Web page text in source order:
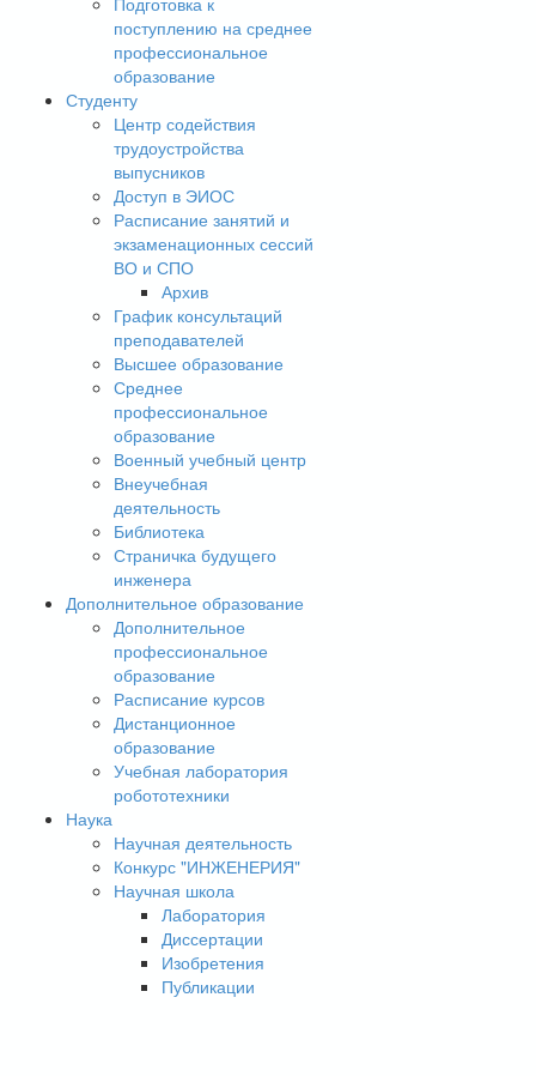
поступлению на среднее
профессиональное
образование
Студенту
Центр содействия
трудоустройства
выпусников
Доступ в ЭИОС
Расписание занятий и
экзаменационных сессий
ВО и СПО
Архив
График консультаций
преподавателей
Высшее образование
Среднее
профессиональное
образование
Военный учебный центр
Внеучебная
деятельность
Библиотека
Страничка будущего
инженера
Дополнительное образование
Дополнительное
профессиональное
образование
Расписание курсов
Дистанционное
образование
Учебная лаборатория
робототехники
Наука
Научная деятельность
Конкурс "ИНЖЕНЕРИЯ"
Научная школа
Лаборатория
Диссертации
Изобретения
Публикации